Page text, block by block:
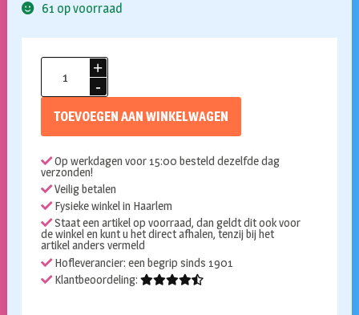
61 op voorraad
F1
aantal
TOEVOEGEN AAN WINKELWAGEN
Op werkdagen voor 15:00 besteld dezelfde dag
verzonden!
Veilig betalen
Fysieke winkel in Haarlem
Staat een artikel op voorraad, dan geldt dit ook voor
de winkel en kunt u het direct afhalen, tenzij bij het
artikel anders vermeld
Hofleverancier: een begrip sinds 1901
Klantbeoordeling: